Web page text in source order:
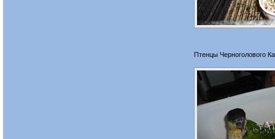
Птенцы Черноголового